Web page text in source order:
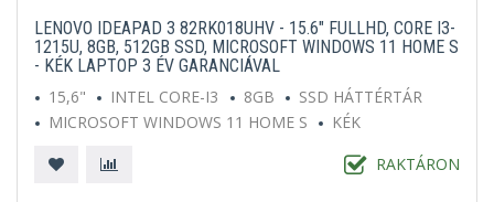
LENOVO IDEAPAD 3 82RK018UHV - 15.6" FULLHD, CORE I3-
1215U, 8GB, 512GB SSD, MICROSOFT WINDOWS 11 HOME S
- KÉK LAPTOP 3 ÉV GARANCIÁVAL
15,6"
INTEL CORE-I3 8GB
SSD HÁTTÉRTÁR
MICROSOFT WINDOWS 11 HOME S
KÉK
RAKTÁRON